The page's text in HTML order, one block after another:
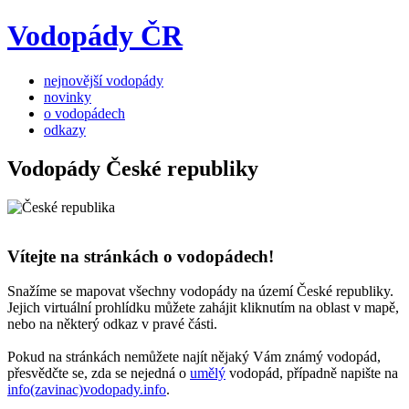
Vodopády ČR
nejnovější vodopády
novinky
o vodopádech
odkazy
Vodopády České republiky
Vítejte na stránkách o vodopádech!
Snažíme se mapovat všechny vodopády na území České republiky.
Jejich virtuální prohlídku můžete zahájit kliknutím na oblast v mapě,
nebo na některý odkaz v pravé části.
Pokud na stránkách nemůžete najít nějaký Vám známý vodopád,
přesvědčte se, zda se nejedná o umělý vodopád, případně napište na
info(zavinac)vodopady.info.